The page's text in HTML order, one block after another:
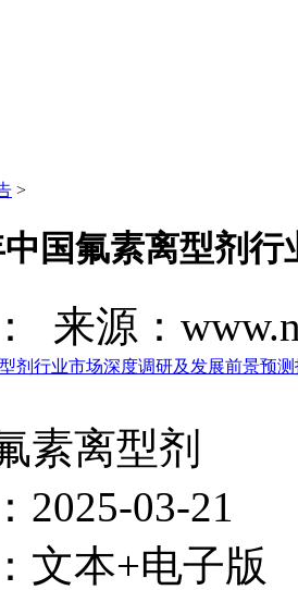
>
中国氟素离型剂
来源：
剂行业市场深度调研及发展前景预
素离型剂
2025-03-21
文本+电子版